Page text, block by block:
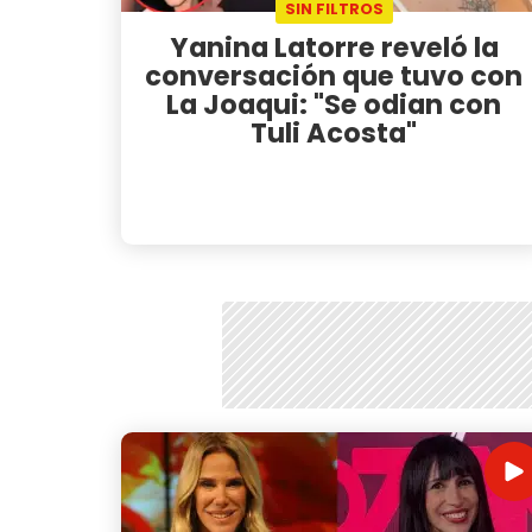
SIN FILTROS
Yanina Latorre reveló la
conversación que tuvo con
La Joaqui: "Se odian con
Tuli Acosta"